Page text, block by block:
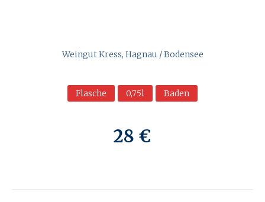
Weingut Kress, Hagnau / Bodensee
Flasche 0,75l Baden
28 €